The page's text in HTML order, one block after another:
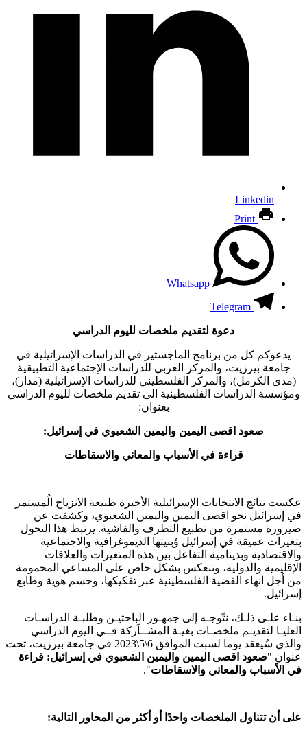
Linkedin
Print
Whatsapp
Telegram
دعوة لتقديم ملخصات لليوم الدراسي
يدعوكم كل من برنامج الماجستير في الدراسات الإسرائيلية في
جامعة بيرزيت، والمركز العربي للدراسات الإجتماعية التطبيقية
(مدى الكرمل)، والمركز الفلسطيني للدراسات الإسرائيلية (مدار)،
ومؤسسة الدراسات الفلسطينية الى تقديم ملخصات لليوم الدراسي
بعنوان:
صعود اقصى اليمين واليمين الشعبوي في إسرائيل:
قراءة في الأسباب والمعاني والاسقاطات
عكست نتائج الانتخابات الإسرائيلية الأخيرة طبيعة الانزياح الُمستمر
في إسرائيل نحو اقصى اليمين واليمين الشعبوي، وكشفت عن
صيرورة مستمرة من تطبيع التطرف والفاشية. يرتبط هذا التحول
بتغيرات عميقة في إسرائيل وُبنيتها الديموغرافية والاجتماعية
والاقتصادية وبدينامية التفاعل بين هذه المتغيرات والعلاقات
الإقليمية والدولية، وتنعكس بشكل خاص على المساعي المحمومة
من أجل انهاء القضية الفلسطينية عبر تفكيكها، وحسم هوية وطابع
إسرائيل.
بنـاء علـى ذلـك، نتّوجـه إلى جمهـور الباحثيـن وطلبـة الدراسـات
العليـا لتقديـم ملخصـات بغيـة المشــاَركة فــي اليوم الدراسي
والذي سُيعقد يوما لسبت الموافق 6\5\2023 في جامعة بيرزيت، تحت
عنوان "صعود اقصى اليمين واليمين الشعبوي في إسرائيل: قراءة
في الأسباب والمعاني والاسقاطات".
على أن تتناول الملخصات واحدًا أو أكثر من المحاور التالية: